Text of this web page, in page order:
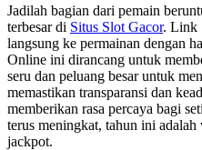
Jadilah bagian dari pemain
terbesar di Situs Slot Gacor. Link
langsung ke permainan dengan
Online ini dirancang untuk
seru dan peluang besar untuk
memastikan transparansi dan
memberikan rasa percaya bagi
terus meningkat, tahun ini
jackpot.